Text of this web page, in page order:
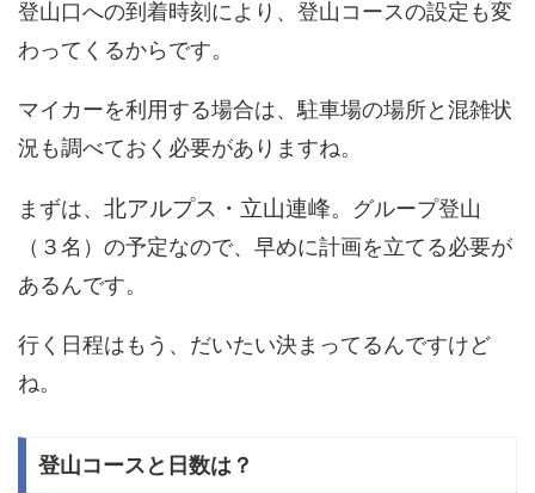
登山口への到着時刻により、登山コースの設定も変
わってくるからです。
マイカーを利用する場合は、駐車場の場所と混雑状
況も調べておく必要がありますね。
まずは、 北アルプス・立山連峰。グループ登山
（３名）の予定なので、早めに計画を立てる必要が
あるんです。
行く日程はもう、だいたい決まってるんですけど
ね。
登山コースと日数は？